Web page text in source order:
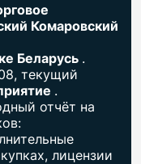
Комаровский
Беларусь .
текущий
.
отчёт на
лицензии